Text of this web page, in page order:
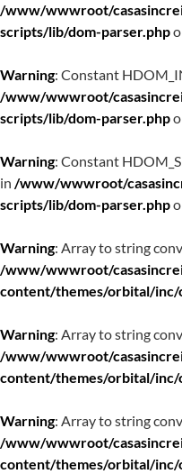
/www/wwwroot/
scripts/lib/dom-parser.php
Warning: Constant
/www/wwwroot/
scripts/lib/dom-parser.php
Warning: Constant
in /www/wwwroot/
scripts/lib/dom-parser.php
Warning: Array to string
/www/wwwroot/
content/themes/orbital/
Warning: Array to string
/www/wwwroot/
content/themes/orbital/
Warning: Array to string
/www/wwwroot/
content/themes/orbital/